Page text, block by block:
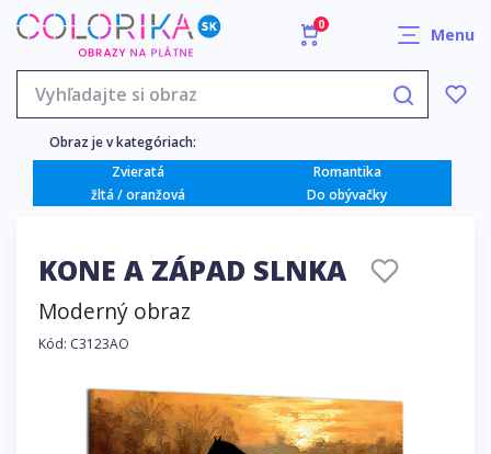
0 Menu
Obraz je v kategóriach:
Zvieratá
Romantika
žltá / oranžová
Do obývačky
KONE A ZÁPAD SLNKA
Moderný obraz
Kód: C3123AO